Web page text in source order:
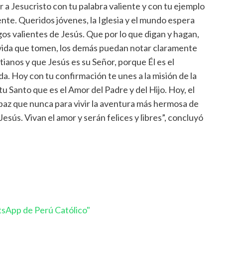
a Jesucristo con tu palabra valiente y con tu ejemplo
Queridos jóvenes, la Iglesia y el mundo espera
valientes de Jesús. Que por lo que digan y hagan,
que tomen, los demás puedan notar claramente
y que Jesús es su Señor, porque Él es el
Hoy con tu confirmación te unes a la misión de la
Santo que es el Amor del Padre y del Hijo. Hoy, el
que nunca para vivir la aventura más hermosa de
Vivan el amor y serán felices y libres”, concluyó
de Perú Católico"